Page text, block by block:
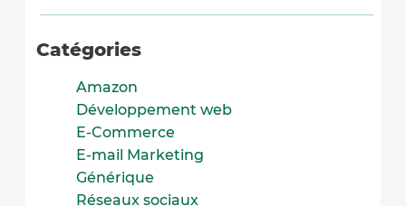
Catégories
Amazon
Développement web
E-Commerce
E-mail Marketing
Générique
Réseaux sociaux